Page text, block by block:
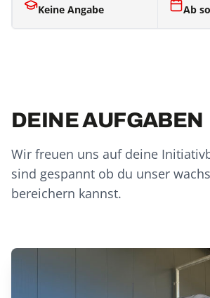
Keine Angabe Ab
DEINE AUFGABEN
Wir freuen uns auf deine
sind gespannt ob du unser
bereichern kannst.